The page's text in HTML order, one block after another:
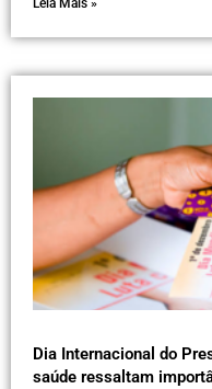
Leia Mais »
Dia Internacional do
saúde ressaltam